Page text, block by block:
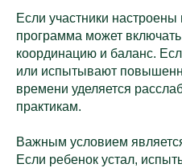
Если участники настроены
программа может
координацию и баланс.
или испытывают
времени уделяется
практикам.
Важным условием
Если ребенок устал,